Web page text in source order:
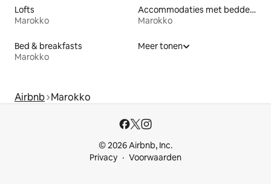
Lofts
Marokko
Accommodaties met bedden op toegankelijke hoogte
Marokko
Bed & breakfasts
Marokko
Meer tonen
Airbnb Marokko
© 2026 Airbnb, Inc.
Privacy
Voorwaarden